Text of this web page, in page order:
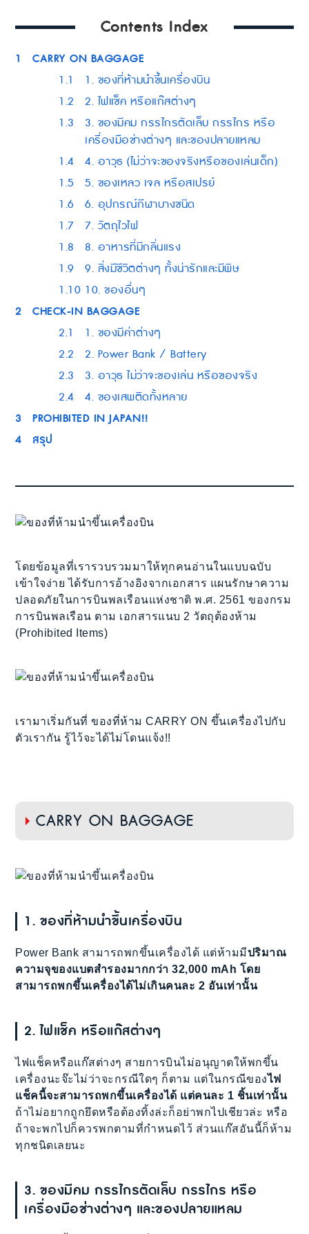
Contents Index
1 CARRY ON BAGGAGE
1.1
1. ของที่ห้ามนำขึ้นเครื่องบิน
1.2
2. ไฟแช็ค หรือแก๊สต่างๆ
1.3
3. ของมีคม กรรไกรตัดเล็บ กรรไกร หรือ
เครื่องมือช่างต่างๆ และของปลายแหลม
1.4
4. อาวุธ (ไม่ว่าจะของจริงหรือของเล่นเด็ก)
1.5
5. ของเหลว เจล หรือสเปรย์
1.6
6. อุปกรณ์กีฬาบางชนิด
1.7
7. วัตถุไวไฟ
1.8
8. อาหารที่มีกลิ่นแรง
1.9
9. สิ่งมีชีวิตต่างๆ ทั้งน่ารักและมีพิษ
1.10 10. ของอื่นๆ
2 CHECK-IN BAGGAGE
2.1
1. ของมีค่าต่างๆ
2.2
2. Power Bank / Battery
2.3
3. อาวุธ ไม่ว่าจะของเล่น หรือของจริง
2.4
4. ของเสพติดทั้งหลาย
3
PROHIBITED IN JAPAN!!
4 สรุป
โดยข้อมูลที่เรารวบรวมมาให้ทุกคนอ่านในแบบฉบับ
เข้าใจง่าย ได้รับการอ้างอิงจากเอกสาร แผนรักษาความ
ปลอดภัยในการบินพลเรือนแห่งชาติ พ.ศ. 2561 ของกรม
การบินพลเรือน ตาม เอกสารแนบ 2 วัตถุต้องห้าม
(Prohibited Items)
เรามาเริ่มกันที่ ของที่ห้าม CARRY ON ขึ้นเครื่องไปกับ
ตัวเรากัน รู้ไว้จะได้ไม่โดนแจ้ง!!
CARRY ON BAGGAGE
1. ของที่ห้ามนำขึ้นเครื่องบิน
Power Bank สามารถพกขึ้นเครื่องได้ แต่ห้ามมีปริมาณ
ความจุของแบตสำรองมากกว่า 32,000 mAh โดย
สามารถพกขึ้นเครื่องได้ไม่เกินคนละ 2 อันเท่านั้น
2. ไฟแช็ค หรือแก๊สต่างๆ
ไฟแช็คหรือแก๊สต่างๆ สายการบินไม่อนุญาตให้พกขึ้น
เครื่องนะจ๊ะไม่ว่าจะกรณีใดๆ ก็ตาม แต่ในกรณีของไฟ
แช็คนี้จะสามารถพกขึ้นเครื่องได้ แต่คนละ 1 ชิ้นเท่านั้น
ถ้าไม่อยากถูกยึดหรือต้องทิ้งล่ะก็อย่าพกไปเชียวล่ะ หรือ
ถ้าจะพกไปก็ควรพกตามที่กำหนดไว้ ส่วนแก๊สอันนี้ก็ห้าม
ทุกชนิดเลยนะ
3. ของมีคม กรรไกรตัดเล็บ กรรไกร หรือ
เครื่องมือช่างต่างๆ และของปลายแหลม